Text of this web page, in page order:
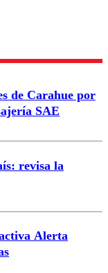
de Carahue por
SAE
revisa la
Alerta